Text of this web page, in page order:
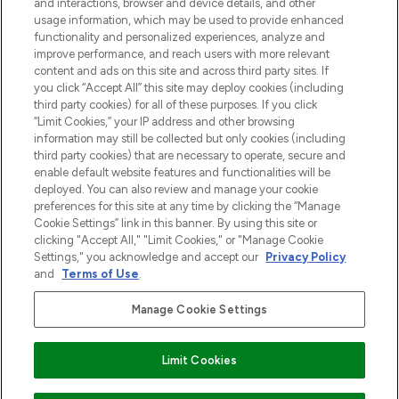
Cookie-toestemming
Do Not Sell or Share My Personal
Information
HELP & INFORMATIE
BEDRIJFSINFORMATIE
OVER LOOKFANTASTIC
Betaal veilig met
and interactions, browser and device details, and other
usage information, which may be used to provide enhanced
functionality and personalized experiences, analyze and
improve performance, and reach users with more relevant
content and ads on this site and across third party sites. If
you click “Accept All” this site may deploy cookies (including
third party cookies) for all of these purposes. If you click
“Limit Cookies,” your IP address and other browsing
information may still be collected but only cookies (including
third party cookies) that are necessary to operate, secure and
enable default website features and functionalities will be
deployed. You can also review and manage your cookie
preferences for this site at any time by clicking the “Manage
Cookie Settings” link in this banner. By using this site or
clicking "Accept All," "Limit Cookies," or "Manage Cookie
Settings," you acknowledge and accept our Privacy Policy
and
Terms of Use.
Manage Cookie Settings
Limit Cookies